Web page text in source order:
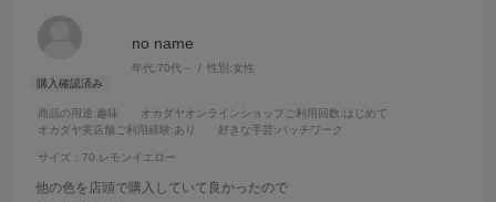
no name
年代:70代～ 性別:女性
商品の用途:趣味 オカダヤオンラインショップご利用回数:はじめて
オカダヤ実店舗ご利用経験:あり 好きな手芸:パッチワーク
サイズ：70.レモンイエロー
他の色を店頭で購入していて良かったので